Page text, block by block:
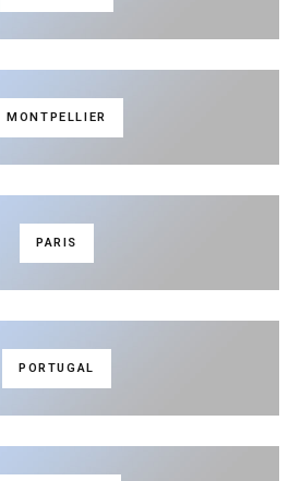
MONTPELLIER
PARIS
PORTUGAL